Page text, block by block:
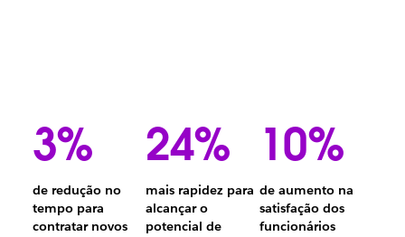
3%
de redução no
tempo para
contratar novos
24%
mais rapidez para
alcançar o
potencial de
10%
de aumento na
satisfação dos
funcionários10%